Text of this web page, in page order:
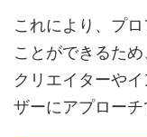
これにより、プ
ことができるた
クリエイターや
ザーにアプローチ